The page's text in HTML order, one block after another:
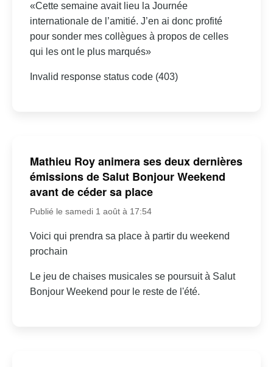
«Cette semaine avait lieu la Journée
internationale de l’amitié. J’en ai donc profité
pour sonder mes collègues à propos de celles
qui les ont le plus marqués»
Invalid response status code (403)
Mathieu Roy animera ses deux dernières
émissions de Salut Bonjour Weekend
avant de céder sa place
Publié le samedi 1 août à 17:54
Voici qui prendra sa place à partir du weekend
prochain
Le jeu de chaises musicales se poursuit à Salut
Bonjour Weekend pour le reste de l'été.